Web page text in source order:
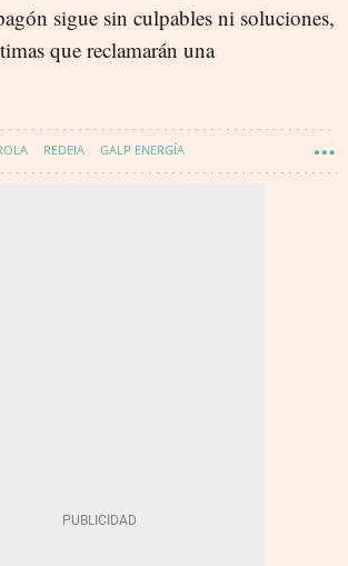
sigue sin culpables ni soluciones,
que reclamarán una
REDEIA GALP ENERGÍA